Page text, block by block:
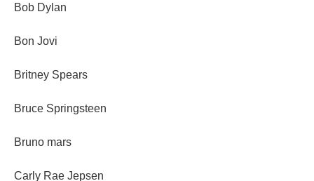
Bob Dylan
Bon Jovi
Britney Spears
Bruce Springsteen
Bruno mars
Carly Rae Jepsen